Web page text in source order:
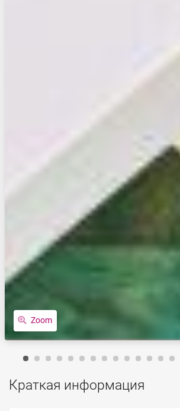
Zoom
Краткая информация